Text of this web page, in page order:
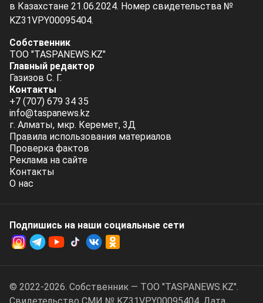
в Казахстане 21.06.2024. Номер свидетельства №
KZ31VPY00095404.
Собственник
ТОО "TASPANEWS.KZ"
Главный редактор
Газизов С. Г.
Контакты
+7 (707) 679 34 35
info@taspanews.kz
г. Алматы, мкр. Керемет, 3Д
Правила использования материалов
Проверка фактов
Реклама на сайте
Контакты
О нас
Подпишись на наши социальные cети
© 2022-2026. Собственник — ТОО "TASPANEWS.KZ".